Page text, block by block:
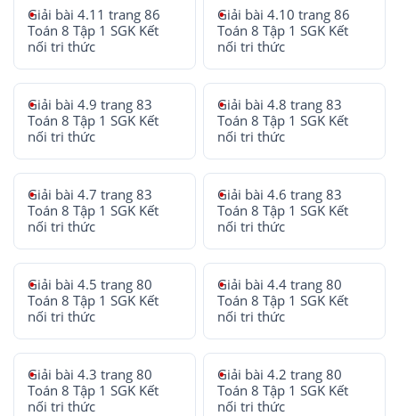
Giải bài 4.11 trang 86
Toán 8 Tập 1 SGK Kết
nối tri thức
Giải bài 4.10 trang 86
Toán 8 Tập 1 SGK Kết
nối tri thức
Giải bài 4.9 trang 83
Toán 8 Tập 1 SGK Kết
nối tri thức
Giải bài 4.8 trang 83
Toán 8 Tập 1 SGK Kết
nối tri thức
Giải bài 4.7 trang 83
Toán 8 Tập 1 SGK Kết
nối tri thức
Giải bài 4.6 trang 83
Toán 8 Tập 1 SGK Kết
nối tri thức
Giải bài 4.5 trang 80
Toán 8 Tập 1 SGK Kết
nối tri thức
Giải bài 4.4 trang 80
Toán 8 Tập 1 SGK Kết
nối tri thức
Giải bài 4.3 trang 80
Toán 8 Tập 1 SGK Kết
nối tri thức
Giải bài 4.2 trang 80
Toán 8 Tập 1 SGK Kết
nối tri thức